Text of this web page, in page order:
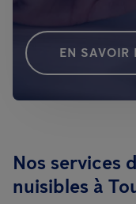
EN SAVOIR
Nos services
nuisibles à